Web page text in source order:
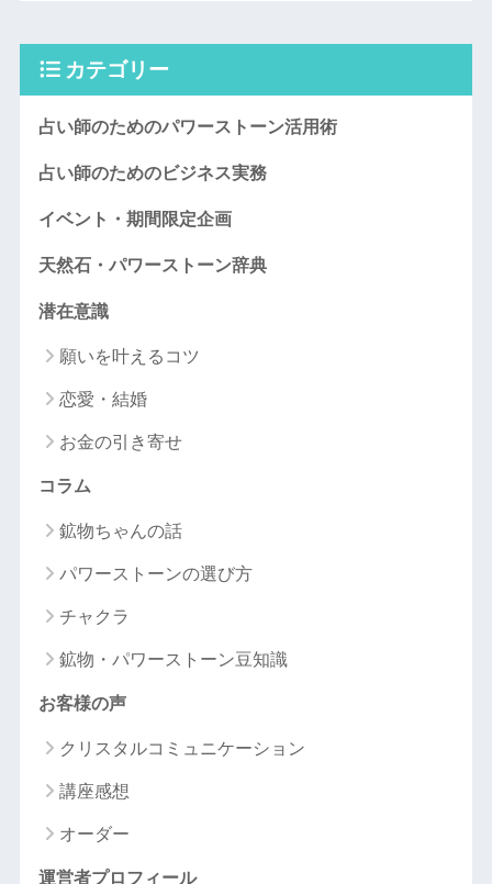
カテゴリー
占い師のためのパワーストーン活用術
占い師のためのビジネス実務
イベント・期間限定企画
天然石・パワーストーン辞典
潜在意識
願いを叶えるコツ
恋愛・結婚
お金の引き寄せ
コラム
鉱物ちゃんの話
パワーストーンの選び方
チャクラ
鉱物・パワーストーン豆知識
お客様の声
クリスタルコミュニケーション
講座感想
オーダー
運営者プロフィール